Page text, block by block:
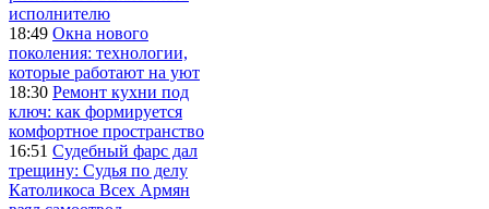
исполнителю
18:49 Окна нового
поколения: технологии,
которые работают на уют
18:30 Ремонт кухни под
ключ: как формируется
комфортное пространство
16:51 Судебный фарс дал
трещину: Судья по делу
Католикоса Всех Армян